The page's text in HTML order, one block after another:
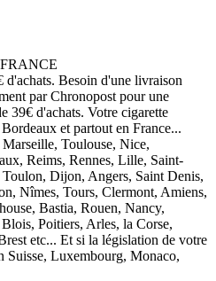
Besoin d'une livraison
par Chronopost pour une
39€ d'achats. Votre cigarette
et partout en France...
Toulouse, Nice,
Reims, Rennes, Lille, Saint-
Dijon, Angers, Saint Denis,
Nîmes, Tours, Clermont, Amiens,
Bastia, Rouen, Nancy,
Poitiers, Arles, la Corse,
etc... Et si la législation de votre
Suisse, Luxembourg, Monaco,